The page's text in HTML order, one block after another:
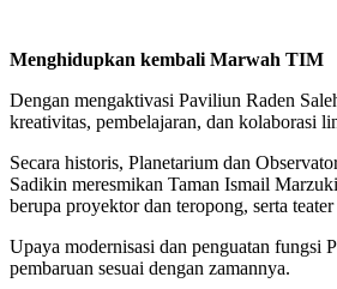
Menghidupkan kembali Marwah TIM
Dengan mengaktivasi Paviliun Raden
kreativitas, pembelajaran, dan kolaborasi
Secara historis, Planetarium dan
Sadikin meresmikan Taman Ismail
berupa proyektor dan teropong, serta
Upaya modernisasi dan penguatan fungsi
pembaruan sesuai dengan zamannya.